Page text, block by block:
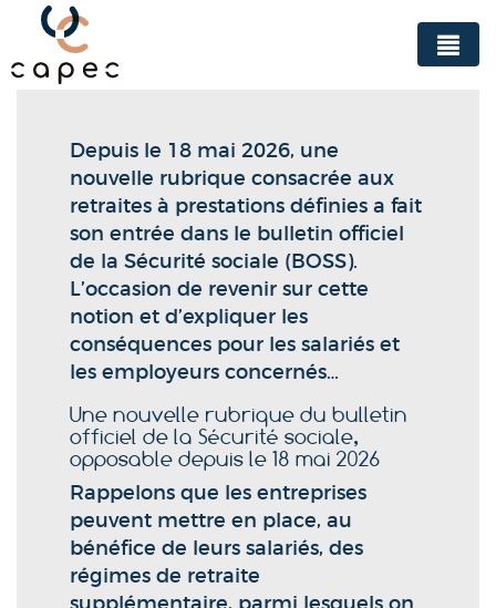
Panneau de gestion des cookies
Depuis le 18 mai 2026, une
nouvelle rubrique consacrée aux
retraites à prestations définies a fait
son entrée dans le bulletin officiel
de la Sécurité sociale (BOSS).
L’occasion de revenir sur cette
notion et d’expliquer les
conséquences pour les salariés et
les employeurs concernés…
Une nouvelle rubrique du bulletin
officiel de la Sécurité sociale,
opposable depuis le 18 mai 2026
Rappelons que les entreprises
peuvent mettre en place, au
bénéfice de leurs salariés, des
régimes de retraite